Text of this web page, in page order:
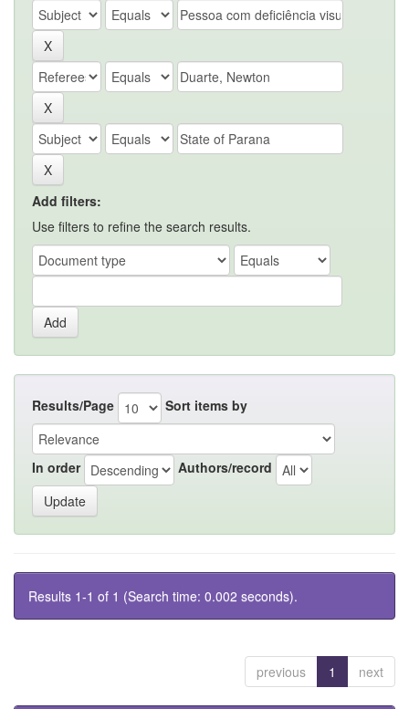
Add filters:
Use filters to refine the search results.
Results/Page Sort items by
In order Authors/record
Results 1-1 of 1 (Search time: 0.002 seconds).
previous 1 next